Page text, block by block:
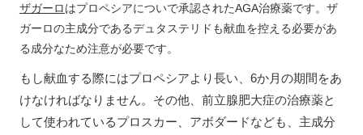
ザガーロはプロペシアについで承認されたAGA治療薬です。ザ
ガーロの主成分であるデュタステリドも献血を控える必要があ
る成分なため注意が必要です。
もし献血する際にはプロペシアより長い、6か月の期間をあ
けなければなりません。その他、前立腺肥大症の治療薬と
して使われているプロスカー、アボダードなども、主成分